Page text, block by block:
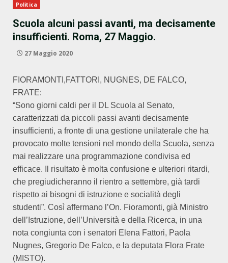
Politica
Scuola alcuni passi avanti, ma decisamente
insufficienti. Roma, 27 Maggio.
27 Maggio 2020
FIORAMONTI,FATTORI, NUGNES, DE FALCO,
FRATE:
“Sono giorni caldi per il DL Scuola al Senato,
caratterizzati da piccoli passi avanti decisamente
insufficienti, a fronte di una gestione unilaterale che ha
provocato molte tensioni nel mondo della Scuola, senza
mai realizzare una programmazione condivisa ed
efficace. Il risultato è molta confusione e ulteriori ritardi,
che pregiudicheranno il rientro a settembre, già tardi
rispetto ai bisogni di istruzione e socialità degli
studenti”. Così affermano l’On. Fioramonti, già Ministro
dell’Istruzione, dell’Università e della Ricerca, in una
nota congiunta con i senatori Elena Fattori, Paola
Nugnes, Gregorio De Falco, e la deputata Flora Frate
(MISTO).